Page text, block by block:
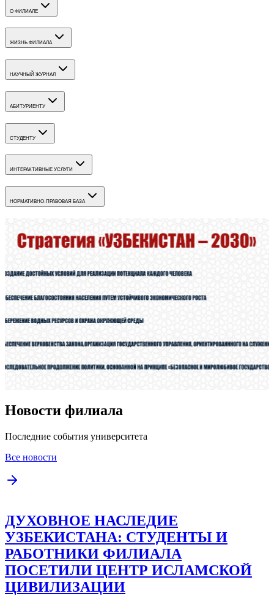
О ФИЛИАЛЕ
ЖИЗНЬ ФИЛИАЛА
НАУЧНЫЙ ЖУРНАЛ
АБИТУРИЕНТУ
СТУДЕНТУ
ИНТЕРАКТИВНЫЕ УСЛУГИ
НОРМАТИВНО-ПРАВОВАЯ БАЗА
Новости филиала
Последние события университета
Все новости
ДУХОВНОЕ НАСЛЕДИЕ
УЗБЕКИСТАНА: СТУДЕНТЫ И
РАБОТНИКИ ФИЛИАЛА
ПОСЕТИЛИ ЦЕНТР ИСЛАМСКОЙ
ЦИВИЛИЗАЦИИ